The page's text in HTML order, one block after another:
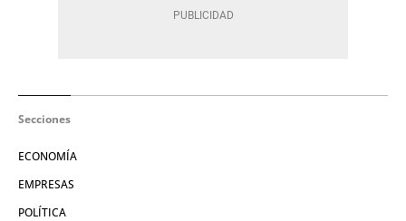
Secciones
ECONOMÍA
EMPRESAS
POLÍTICA